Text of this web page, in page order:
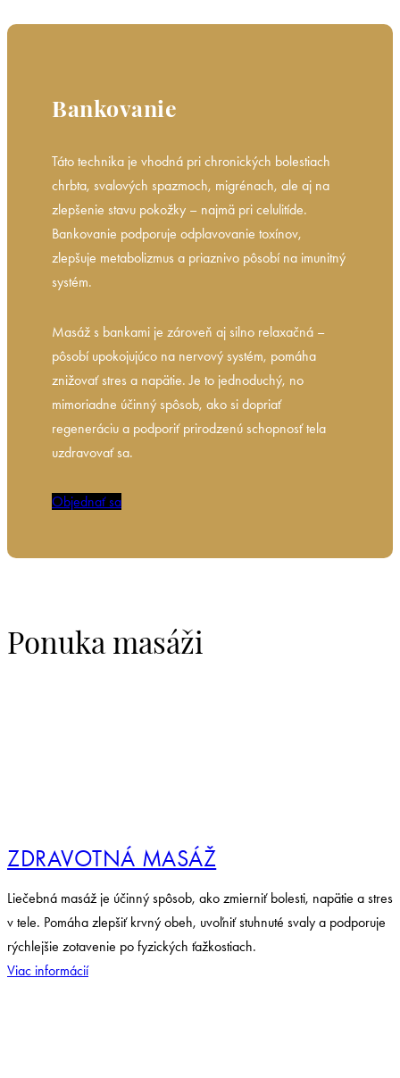
Bankovanie
Táto technika je vhodná pri chronických bolestiach
chrbta, svalových spazmoch, migrénach, ale aj na
zlepšenie stavu pokožky – najmä pri celulitíde.
Bankovanie podporuje odplavovanie toxínov,
zlepšuje metabolizmus a priaznivo pôsobí na imunitný
systém.
Masáž s bankami je zároveň aj silno relaxačná –
pôsobí upokojujúco na nervový systém, pomáha
znižovať stres a napätie. Je to jednoduchý, no
mimoriadne účinný spôsob, ako si dopriať
regeneráciu a podporiť prirodzenú schopnosť tela
uzdravovať sa.
Objednať sa
Ponuka masáži
ZDRAVOTNÁ MASÁŽ
Liečebná masáž je účinný spôsob, ako zmierniť bolesti, napätie a stres
v tele. Pomáha zlepšiť krvný obeh, uvoľniť stuhnuté svaly a podporuje
rýchlejšie zotavenie po fyzických ťažkostiach.
Viac informácií